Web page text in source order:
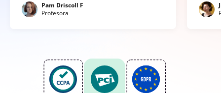
Pam Driscoll F
Profesora